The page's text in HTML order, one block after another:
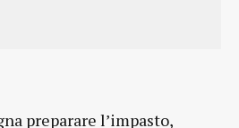
preparare l’impasto,